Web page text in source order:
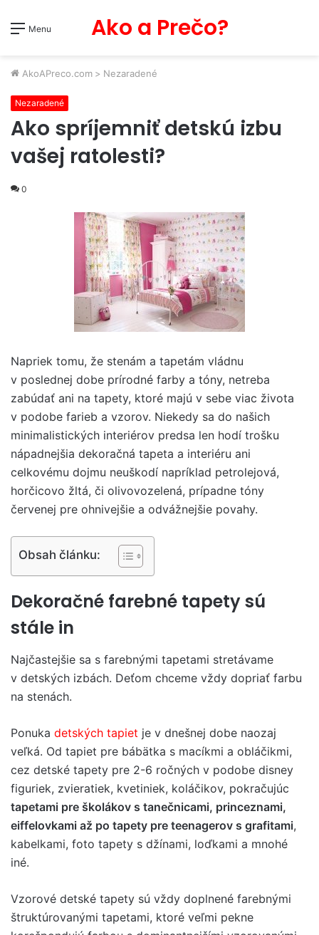
Menu Ako a Prečo?
AkoAPreco.com > Nezaradené
Nezaradené
Ako spríjemniť detskú izbu
vašej ratolesti?
0
Napriek tomu, že stenám a tapetám vládnu
v poslednej dobe prírodné farby a tóny, netreba
zabúdať ani na tapety, ktoré majú v sebe viac života
v podobe farieb a vzorov. Niekedy sa do našich
minimalistických interiérov predsa len hodí trošku
nápadnejšia dekoračná tapeta a interiéru ani
celkovému dojmu neuškodí napríklad petrolejová,
horčicovo žltá, či olivovozelená, prípadne tóny
červenej pre ohnivejšie a odvážnejšie povahy.
Obsah článku:
Dekoračné farebné tapety sú
stále in
Najčastejšie sa s farebnými tapetami stretávame
v detských izbách. Deťom chceme vždy dopriať farbu
na stenách.
Ponuka detských tapiet je v dnešnej dobe naozaj
veľká. Od tapiet pre bábätka s macíkmi a obláčikmi,
cez detské tapety pre 2-6 ročných v podobe disney
figuriek, zvieratiek, kvetiniek, koláčikov, pokračujúc
tapetami pre školákov s tanečnicami, princeznami,
eiffelovkami až po tapety pre teenagerov s grafitami,
kabelkami, foto tapety s džínami, loďkami a mnohé
iné.
Vzorové detské tapety sú vždy doplnené farebnými
štruktúrovanými tapetami, ktoré veľmi pekne